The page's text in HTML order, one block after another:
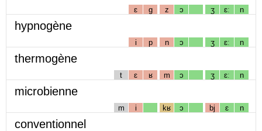
ɛ g z ɔ ʒ ɛː n
hypnogène
i p n ɔ ʒ ɛː n
thermogène
t ɛ ʁ m ɔ ʒ ɛː n
microbienne
m i kʁ ɔ bj ɛ n
conventionnel